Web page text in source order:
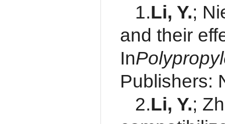
1.Li, Y.;
and their
In
Publishers:
2.Li, Y.;